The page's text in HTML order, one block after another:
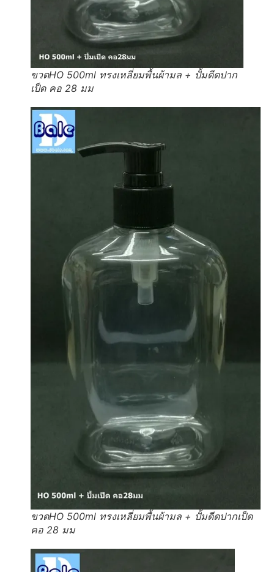
ขวดHO 500ml ทรงเหลี่ยมพื้นผ้ามล + ปั้มดีดปาก
เป็ด คอ 28 มม
ขวดHO 500ml ทรงเหลี่ยมพื้นผ้ามล + ปั้มดีดปากเป็ด
คอ 28 มม